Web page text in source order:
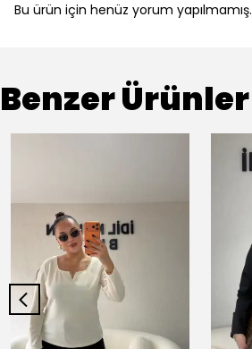
Bu ürün için henüz yorum yapılmamış.
Benzer Ürünler